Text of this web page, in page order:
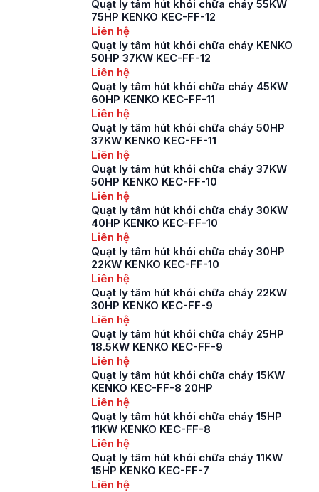
Quạt ly tâm hút khói chữa cháy 55KW
75HP KENKO KEC-FF-12
Liên hệ
Quạt ly tâm hút khói chữa cháy KENKO
50HP 37KW KEC-FF-12
Liên hệ
Quạt ly tâm hút khói chữa cháy 45KW
60HP KENKO KEC-FF-11
Liên hệ
Quạt ly tâm hút khói chữa cháy 50HP
37KW KENKO KEC-FF-11
Liên hệ
Quạt ly tâm hút khói chữa cháy 37KW
50HP KENKO KEC-FF-10
Liên hệ
Quạt ly tâm hút khói chữa cháy 30KW
40HP KENKO KEC-FF-10
Liên hệ
Quạt ly tâm hút khói chữa cháy 30HP
22KW KENKO KEC-FF-10
Liên hệ
Quạt ly tâm hút khói chữa cháy 22KW
30HP KENKO KEC-FF-9
Liên hệ
Quạt ly tâm hút khói chữa cháy 25HP
18.5KW KENKO KEC-FF-9
Liên hệ
Quạt ly tâm hút khói chữa cháy 15KW
KENKO KEC-FF-8 20HP
Liên hệ
Quạt ly tâm hút khói chữa cháy 15HP
11KW KENKO KEC-FF-8
Liên hệ
Quạt ly tâm hút khói chữa cháy 11KW
15HP KENKO KEC-FF-7
Liên hệ